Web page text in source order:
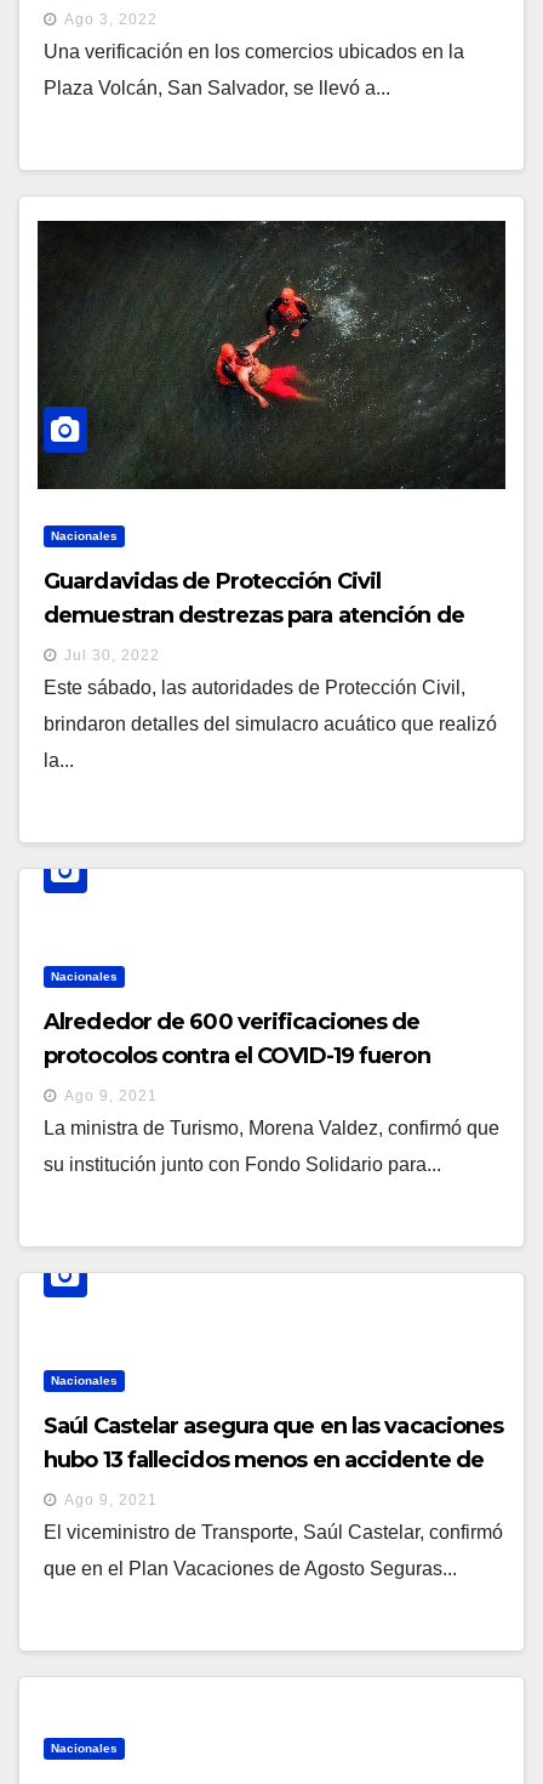
Ago 3, 2022
Una verificación en los comercios ubicados en la
Plaza Volcán, San Salvador, se llevó a...
Nacionales
Guardavidas de Protección Civil
demuestran destrezas para atención de
emergencias en vacaciones
Jul 30, 2022
Este sábado, las autoridades de Protección Civil,
brindaron detalles del simulacro acuático que realizó
la...
Nacionales
Alrededor de 600 verificaciones de
protocolos contra el COVID-19 fueron
ejecutadas en vacaciones
Ago 9, 2021
La ministra de Turismo, Morena Valdez, confirmó que
su institución junto con Fondo Solidario para...
Nacionales
Saúl Castelar asegura que en las vacaciones
hubo 13 fallecidos menos en accidente de
tránsito que en 2019
Ago 9, 2021
El viceministro de Transporte, Saúl Castelar, confirmó
que en el Plan Vacaciones de Agosto Seguras...
Nacionales